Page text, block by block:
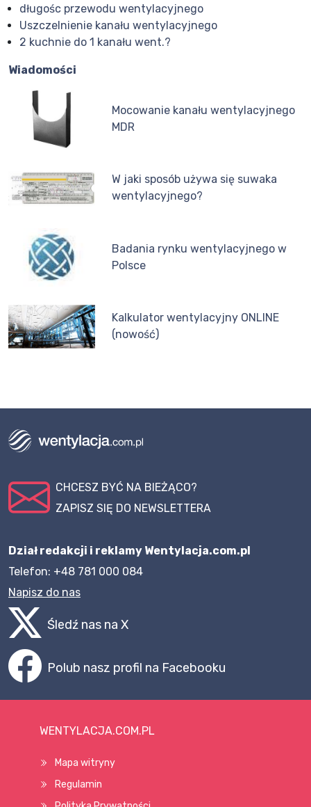
długośc przewodu wentylacyjnego
Uszczelnienie kanału wentylacyjnego
2 kuchnie do 1 kanału went.?
Wiadomości
Mocowanie kanału wentylacyjnego
MDR
W jaki sposób używa się suwaka
wentylacyjnego?
Badania rynku wentylacyjnego w
Polsce
Kalkulator wentylacyjny ONLINE
(nowość)
CHCESZ BYĆ NA BIEŻĄCO?
ZAPISZ SIĘ DO NEWSLETTERA
Dział redakcji i reklamy Wentylacja.com.pl
Telefon: +48 781 000 084
Napisz do nas
Śledź nas na X
Polub nasz profil na Facebooku
WENTYLACJA.COM.PL
Mapa witryny
Regulamin